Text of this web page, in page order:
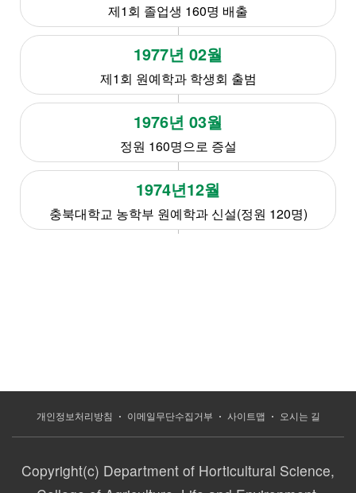
제1회 졸업생 160명 배출
1977년 02월
제1회 원예학과 학생회 출범
1976년 03월
정원 160명으로 증설
1974년12월
충북대학교 농학부 원예학과 신설(정원 120명)
개인정보처리방침 이메일무단수집거부 사이트맵 오시는 길
Copyright(c) Department of Horticultural Science,